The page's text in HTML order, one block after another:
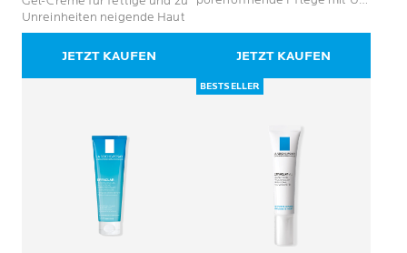
Bewertungen
Unreinheiten neigende Haut
JETZT KAUFEN
119
JETZT KAUFEN
BESTSELLER